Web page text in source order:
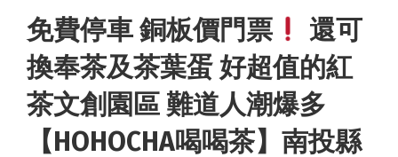
免費停車 銅板價門票
還可
換奉茶及茶葉蛋 好超值的紅
茶文創園區 難道人潮爆多
【HOHOCHA喝喝茶】南投縣